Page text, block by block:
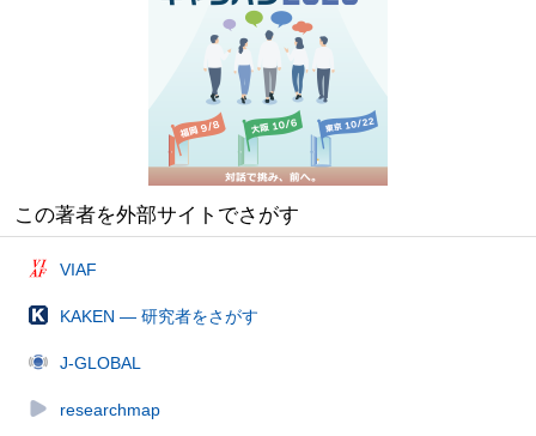
この著者を外部サイトでさがす
VIAF
KAKEN — 研究者をさがす
J-GLOBAL
researchmap